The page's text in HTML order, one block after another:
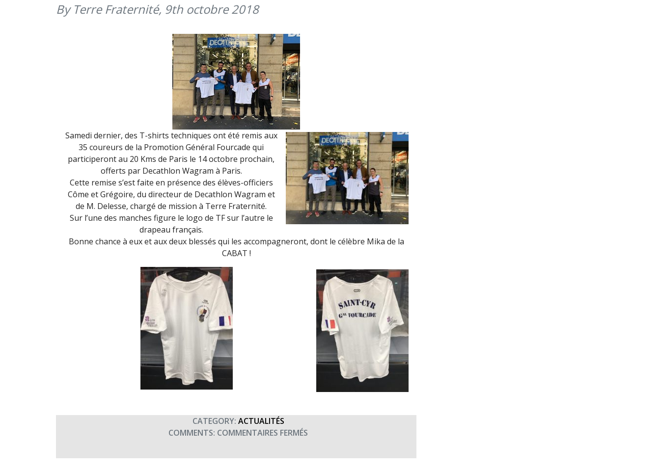
SOUS
LES
FRATERNITÉ
By Terre Fraternité, 9th octobre 2018
Samedi dernier, des T-shirts techniques ont été remis aux
35 coureurs de la Promotion Général Fourcade qui
participeront au 20 Kms de Paris le 14 octobre prochain,
offerts par Decathlon Wagram à Paris.
Cette remise s’est faite en présence des élèves-officiers
Côme et Grégoire, du directeur de Decathlon Wagram et
de M. Delesse, chargé de mission à Terre Fraternité.
Sur l’une des manches figure le logo de TF sur l’autre le
drapeau français.
Bonne chance à eux et aux deux blessés qui les accompagneront, dont le célèbre Mika de la
CABAT !
CATEGORY: ACTUALITÉS
COMMENTS: COMMENTAIRES FERMÉS
DES